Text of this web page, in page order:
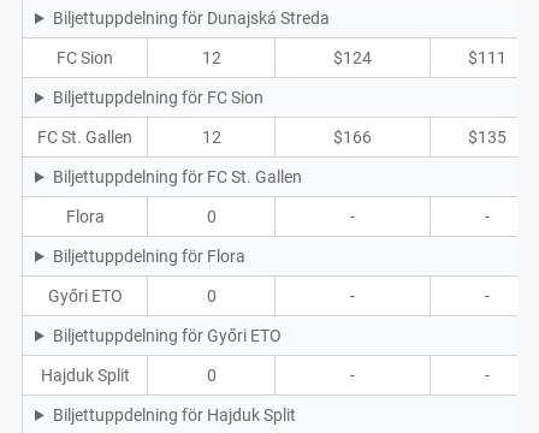
Biljettuppdelning för Dunajská Streda
FC Sion 12 $124 $111
Biljettuppdelning för FC Sion
FC St. Gallen 12 $166 $135
Biljettuppdelning för FC St. Gallen
Flora 0 - -
Biljettuppdelning för Flora
Győri ETO 0 - -
Biljettuppdelning för Győri ETO
Hajduk Split 0 - -
Biljettuppdelning för Hajduk Split